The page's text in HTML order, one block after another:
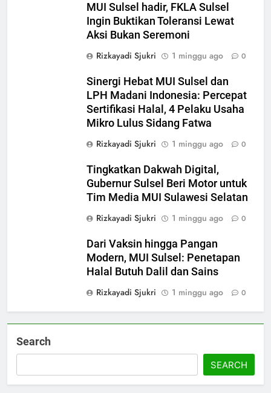
MUI Sulsel hadir, FKLA Sulsel
Ingin Buktikan Toleransi Lewat
Aksi Bukan Seremoni
Rizkayadi Sjukri
1 minggu ago 0
Sinergi Hebat MUI Sulsel dan
LPH Madani Indonesia: Percepat
Sertifikasi Halal, 4 Pelaku Usaha
Mikro Lulus Sidang Fatwa
Rizkayadi Sjukri
1 minggu ago 0
Tingkatkan Dakwah Digital,
Gubernur Sulsel Beri Motor untuk
Tim Media MUI Sulawesi Selatan
Rizkayadi Sjukri
1 minggu ago 0
Dari Vaksin hingga Pangan
Modern, MUI Sulsel: Penetapan
Halal Butuh Dalil dan Sains
Rizkayadi Sjukri
1 minggu ago 0
Search
SEARCH
MUI Sulsel dan LPH Madani
Indonesia Tetapkan Empat
Pelaku Usaha Halal
NEWS
Sinergi MUI Sulsel dan LPH
Halal, Sidang Fatwa Tetapkan
Kehalalan 7 Pelaku Usaha
NEWS
Bolehkah Dibeli? MUI Sulsel
Jelaskan Batas Kaidah Darurat
NEWS